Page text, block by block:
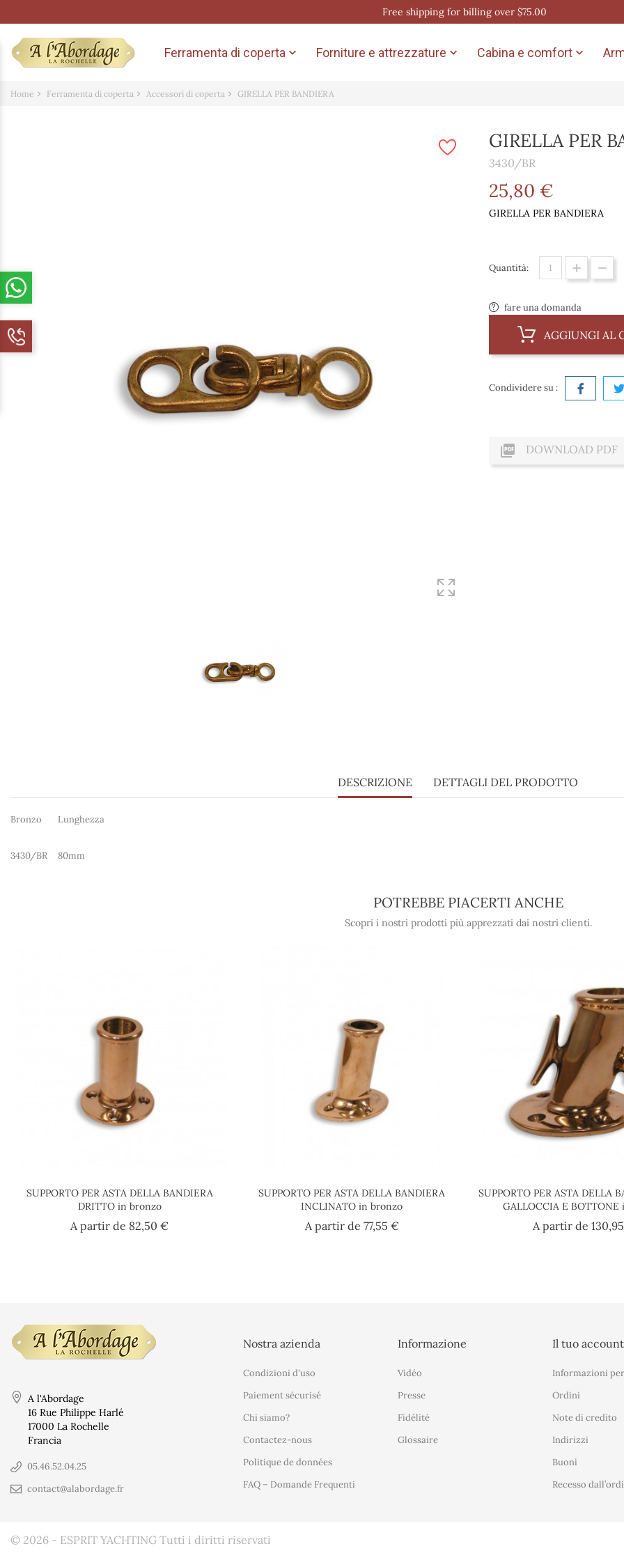
Free shipping for billing over $75.00
Ferramenta di coperta  Forniture e attrezzature  Cabina e comfort 
Home Ferramenta di coperta Accessori di coperta GIRELLA PER BANDIERA
GIRELLA PER
3430/BR
25,80 €
GIRELLA PER BANDIERA
Quantità:
fare una domanda
AGGIUNGI AL
Condividere su :
 DOWNLOAD PDF
DESCRIZIONE DETTAGLI DEL PRODOTTO
Bronzo Lunghezza
3430/BR 80mm
POTREBBE PIACERTI ANCHE
Scopri i nostri prodotti più apprezzati dai nostri clienti.
SUPPORTO PER ASTA DELLA BANDIERA
DRITTO in bronzo
A partir de 82,50 €Prezzo
SUPPORTO PER ASTA DELLA BANDIERA
INCLINATO in bronzo
A partir de 77,55 €Prezzo
SUPPORTO PER ASTA DELLA
GALLOCCIA E
A partir de
A l'Abordage
16 Rue Philippe Harlé
17000 La Rochelle
Francia
05.46.52.04.25
contact@alabordage.fr
Nostra azienda
Condizioni d'uso
Paiement sécurisé
Chi siamo?
Contactez-nous
Politique de données
FAQ – Domande Frequenti
Informazione
Vidéo
Presse
Fidélité
Glossaire
Il tuo account
Informazioni
Ordini
Note di credito
Indirizzi
Buoni
Recesso
© 2026 - ESPRIT YACHTING Tutti i diritti riservati